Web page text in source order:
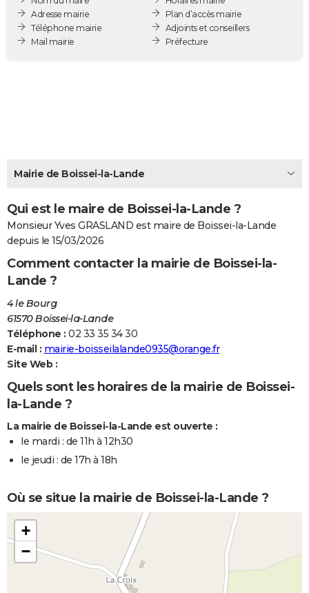
Destinations
City break
Voyage nature
Voyage de noces
Forum
Climat
PHOTO
GUIDES D'ACHAT
S'inscrire
Se connecter
Lycées
Collèges
Primaires
Universités
Entreprises
Service militaire
Avis de recherche
AVIS DE DÉCÈS
FORUM
Bricolage
Lifestyle
Culture
Sport
Auto
Television
Voyage
Cinema
Adresse mairie
Téléphone mairie
Mail mairie
Plan d’accès mairie
Adjoints et conseillers
Préfecture
Mairie de Boissei-la-Lande
Qui est le maire de Boissei-la-Lande ?
Monsieur Yves GRASLAND est maire de Boissei-la-Lande
depuis le 15/03/2026
Comment contacter la mairie de Boissei-la-
Lande ?
4 le Bourg
61570 Boissei-la-Lande
Téléphone : 02 33 35 34 30
E-mail : mairie-boisseilalande0935@orange.fr
Site Web :
Quels sont les horaires de la mairie de Boissei-
la-Lande ?
La mairie de Boissei-la-Lande est ouverte :
le mardi : de 11h à 12h30
le jeudi : de 17h à 18h
Où se situe la mairie de Boissei-la-Lande ?
+
−